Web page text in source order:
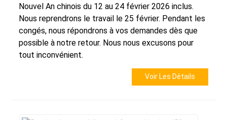
Nouvel An chinois du 12 au 24 février 2026 inclus.
Nous reprendrons le travail le 25 février. Pendant les
congés, nous répondrons à vos demandes dès que
possible à notre retour. Nous nous excusons pour
tout inconvénient.
Voir Les Détails